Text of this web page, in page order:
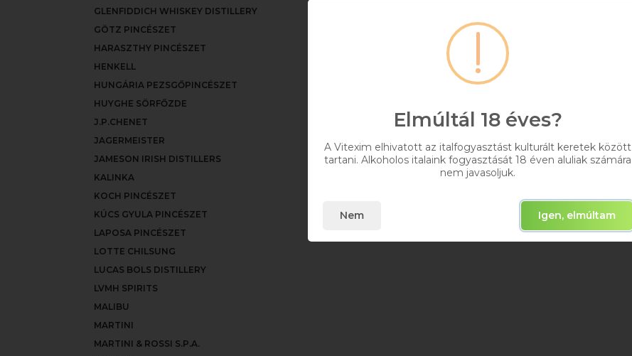
GLENFIDDICH WHISKEY DISTILLERY
GÖTZ PINCÉSZET
HARASZTHY PINCÉSZET
HENKELL
HUNGÁRIA PEZSGŐPINCÉSZET
HUYGHE SÖRFŐZDE
J.P.CHENET
JAGERMEISTER
JAMESON IRISH DISTILLERS
KALINKA
KOCH PINCÉSZET
KÚCS GYULA PINCÉSZET
LAPOSA PINCÉSZET
LOTTE CHILSUNG
LUCAS BOLS DISTILLERY
LVMH SPIRITS
MALIBU
MARTINI
MARTINI & ROSSI S.P.A.
Elmúltál 18 éves?
A Vitexim elhivatott az italfogyasztást kulturált keretek között
tartani. Alkoholos italaink fogyasztását 18 éven aluliak számára
nem javasoljuk.
Nem Igen, elmúltam